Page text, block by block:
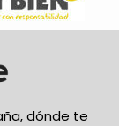
dónde te